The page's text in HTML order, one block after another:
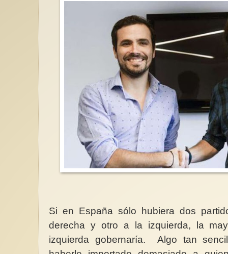
Si en España sólo hubiera dos
derecha y otro a la izquierda, la
izquierda gobernaría. Algo tan